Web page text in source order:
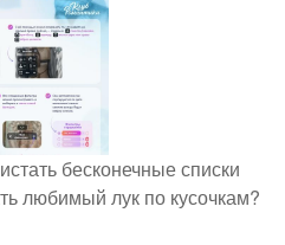
бесконечные списки
любимый лук по кусочкам?